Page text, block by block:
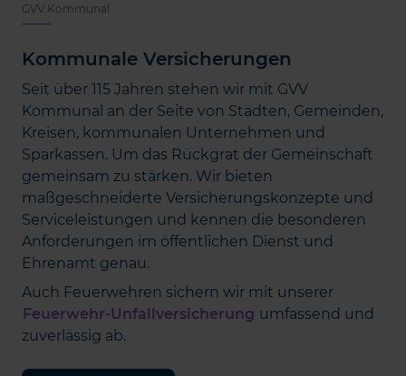
GVV Kommunal
Kommunale Versicherungen
Seit über 115 Jahren stehen wir mit GVV
Kommunal an der Seite von Städten, Gemeinden,
Kreisen, kommunalen Unternehmen und
Sparkassen. Um das Rückgrat der Gemeinschaft
gemeinsam zu stärken. Wir bieten
maßgeschneiderte Versicherungskonzepte und
Serviceleistungen und kennen die besonderen
Anforderungen im öffentlichen Dienst und
Ehrenamt genau.
Auch Feuerwehren sichern wir mit unserer
Feuerwehr-Unfallversicherung umfassend und
zuverlässig ab.